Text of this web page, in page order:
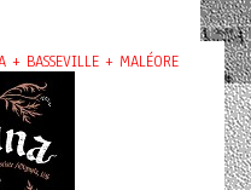
BASSEVILLE + MALÉORE